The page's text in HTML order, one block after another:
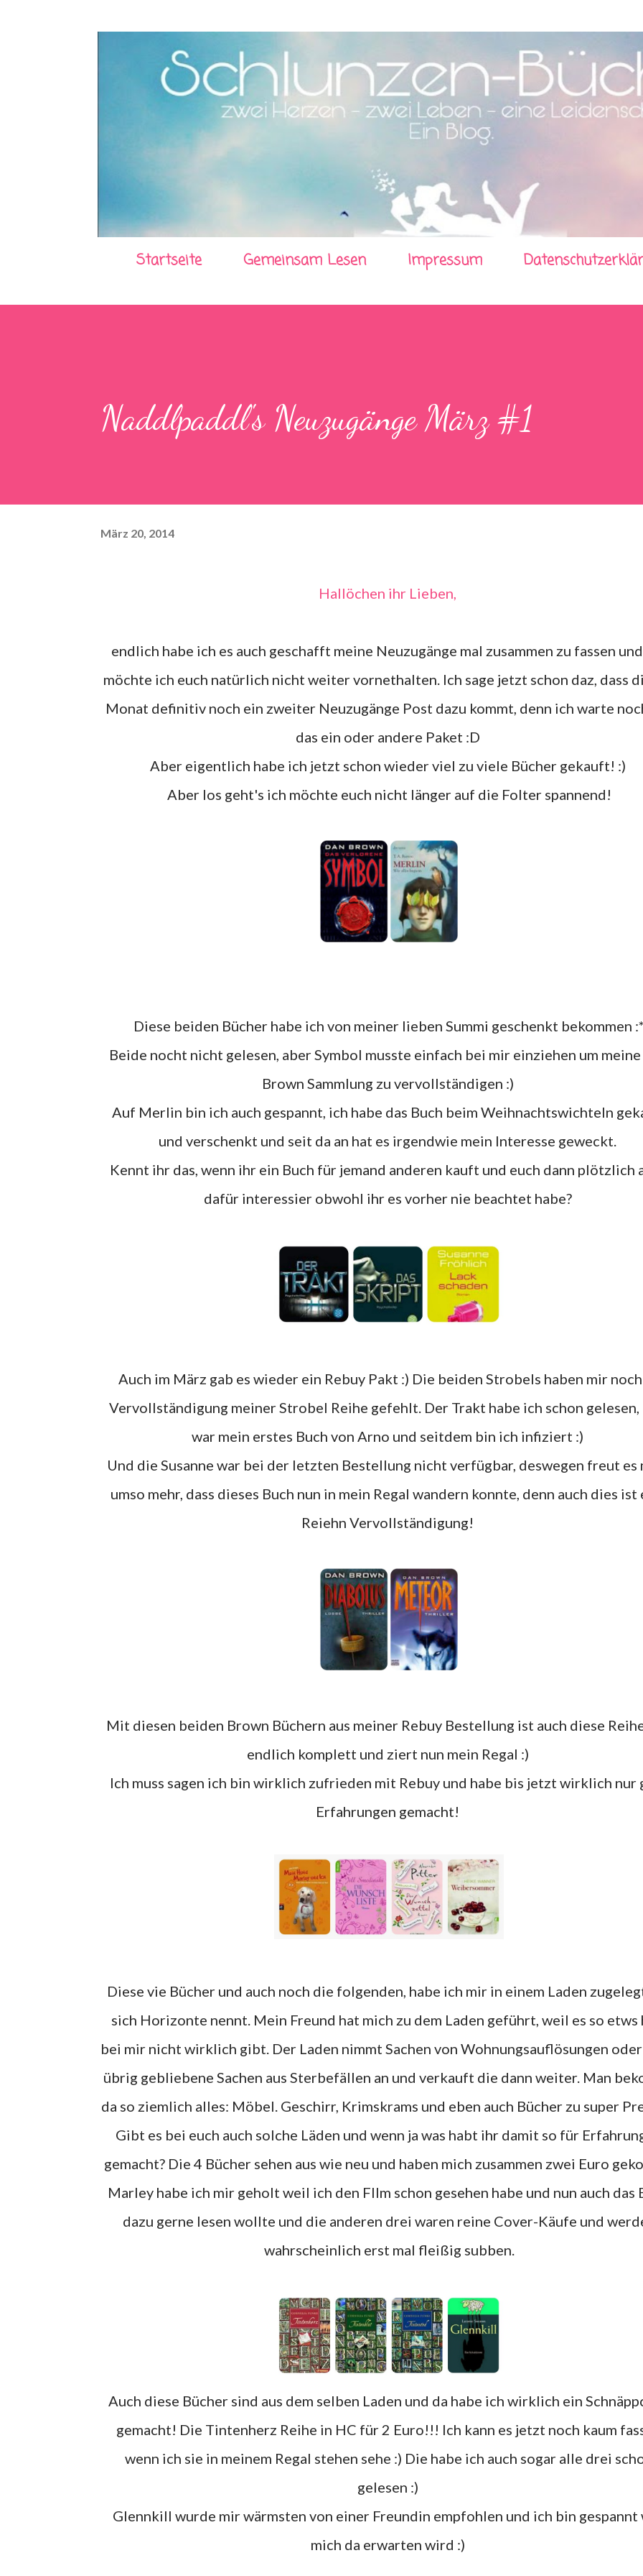
Startseite Gemeinsam Lesen Impressum
Naddlpaddl's Neuzugänge März #1
März 20, 2014
Hallöchen ihr Lieben,
endlich habe ich es auch geschafft meine Neuzugänge mal zusammen zu fassen und die
möchte ich euch natürlich nicht weiter vornethalten. Ich sage jetzt schon daz, dass
Monat definitiv noch ein zweiter Neuzugänge Post dazu kommt, denn ich warte
das ein oder andere Paket :D
Aber eigentlich habe ich jetzt schon wieder viel zu viele Bücher gekauft! :)
Aber los geht's ich möchte euch nicht länger auf die Folter spannend!
Diese beiden Bücher habe ich von meiner lieben Summi geschenkt bekommen
Beide nocht nicht gelesen, aber Symbol musste einfach bei mir einziehen um meine Dan
Brown Sammlung zu vervollständigen :)
Auf Merlin bin ich auch gespannt, ich habe das Buch beim Weihnachtswichteln gekauft
und verschenkt und seit da an hat es irgendwie mein Interesse geweckt.
Kennt ihr das, wenn ihr ein Buch für jemand anderen kauft und euch dann plötzlich auch
dafür interessier obwohl ihr es vorher nie beachtet habe?
Auch im März gab es wieder ein Rebuy Pakt :) Die beiden Strobels haben mir noch zu
Vervollständigung meiner Strobel Reihe gefehlt. Der Trakt habe ich schon gelesen,
war mein erstes Buch von Arno und seitdem bin ich infiziert :)
Und die Susanne war bei der letzten Bestellung nicht verfügbar, deswegen freut es mich
umso mehr, dass dieses Buch nun in mein Regal wandern konnte, denn auch dies ist
Reiehn Vervollständigung!
Mit diesen beiden Brown Büchern aus meiner Rebuy Bestellung ist auch diese Reihe nun
endlich komplett und ziert nun mein Regal :)
Ich muss sagen ich bin wirklich zufrieden mit Rebuy und habe bis jetzt wirklich nur gute
Erfahrungen gemacht!
Diese vie Bücher und auch noch die folgenden, habe ich mir in einem Laden zugelegt der
sich Horizonte nennt. Mein Freund hat mich zu dem Laden geführt, weil es so etws
bei mir nicht wirklich gibt. Der Laden nimmt Sachen von Wohnungsauflösungen
übrig gebliebene Sachen aus Sterbefällen an und verkauft die dann weiter. Man
da so ziemlich alles: Möbel. Geschirr, Krimskrams und eben auch Bücher zu super
Gibt es bei euch auch solche Läden und wenn ja was habt ihr damit so für
gemacht? Die 4 Bücher sehen aus wie neu und haben mich zusammen zwei Euro
Marley habe ich mir geholt weil ich den FIlm schon gesehen habe und nun auch das
dazu gerne lesen wollte und die anderen drei waren reine Cover-Käufe und
wahrscheinlich erst mal fleißig subben.
Auch diese Bücher sind aus dem selben Laden und da habe ich wirklich ein Schnäppchen
gemacht! Die Tintenherz Reihe in HC für 2 Euro!!! Ich kann es jetzt noch kaum
wenn ich sie in meinem Regal stehen sehe :) Die habe ich auch sogar alle drei
gelesen :)
Glennkill wurde mir wärmsten von einer Freundin empfohlen und ich bin gespannt was
mich da erwarten wird :)